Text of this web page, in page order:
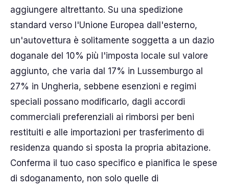
aggiungere altrettanto. Su una spedizione
standard verso l'Unione Europea dall'esterno,
un'autovettura è solitamente soggetta a un dazio
doganale del 10% più l'imposta locale sul valore
aggiunto, che varia dal 17% in Lussemburgo al
27% in Ungheria, sebbene esenzioni e regimi
speciali possano modificarlo, dagli accordi
commerciali preferenziali ai rimborsi per beni
restituiti e alle importazioni per trasferimento di
residenza quando si sposta la propria abitazione.
Conferma il tuo caso specifico e pianifica le spese
di sdoganamento, non solo quelle di